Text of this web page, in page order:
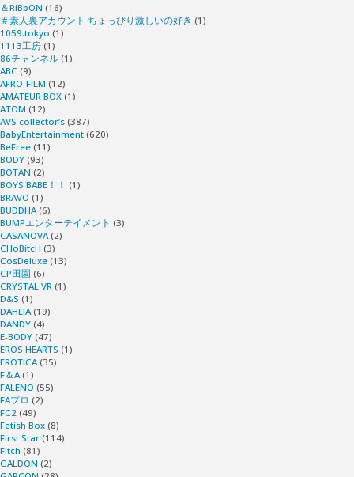
＆RiBbON (16)
＃素人裏アカウント ちょっぴり激しいの好き (1)
1059.tokyo (1)
1113工房 (1)
86チャンネル (1)
ABC (9)
AFRO-FILM (12)
AMATEUR BOX (1)
ATOM (12)
AVS collector’s (387)
BabyEntertainment (620)
BeFree (11)
BODY (93)
BOTAN (2)
BOYS BABE！！ (1)
BRAVO (1)
BUDDHA (6)
BUMPエンターテイメント (3)
CASANOVA (2)
CHoBitcH (3)
CosDeluxe (13)
CP田園 (6)
CRYSTAL VR (1)
D&S (1)
DAHLIA (19)
DANDY (4)
E-BODY (47)
EROS HEARTS (1)
EROTICA (35)
F＆A (1)
FALENO (55)
FAプロ (2)
FC2 (49)
Fetish Box (8)
First Star (114)
Fitch (81)
GALDQN (2)